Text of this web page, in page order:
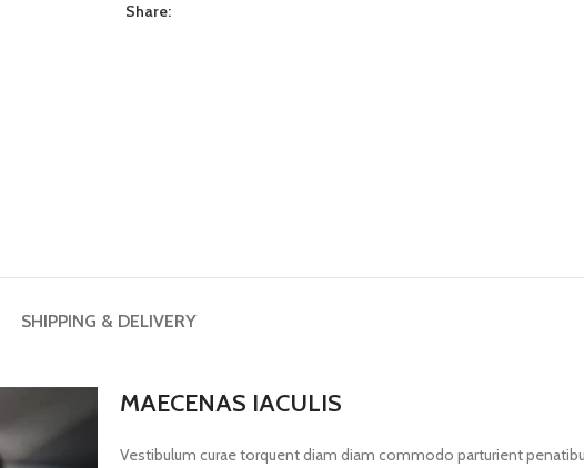
Share:
SHIPPING & DELIVERY
MAECENAS IACULIS
Vestibulum curae torquent diam diam commodo parturient